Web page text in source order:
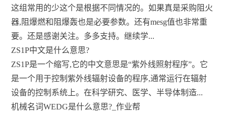
这组常用的少这个是根据不同情况的。如果真是采购阻火
器,阻爆燃和阻爆轰也是必要参数。还有mesg值也非常重
要。还是感谢关注。多多支持。继续学...
ZS1P中文是什么意思?
ZS1P是一个缩写,它的中文意思是“紫外线照射程序”。它
是一个用于控制紫外线辐射设备的程序,通常运行在辐射
设备的控制系统上。在科学研究、医学、半导体制造...
机械名词WEDG是什么意思?_作业帮